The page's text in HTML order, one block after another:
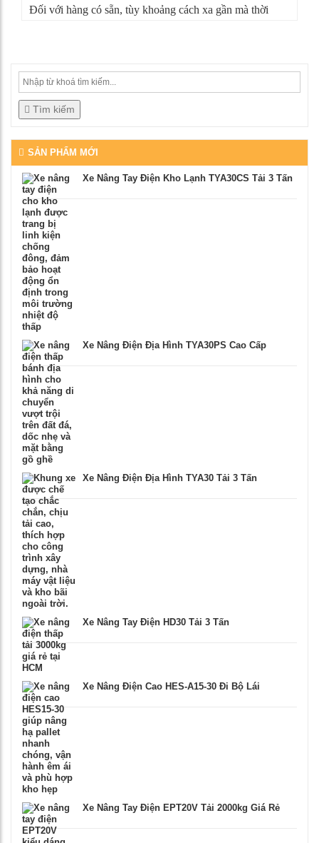
Đối với hàng có sẵn, tùy khoảng cách xa gần mà thời
Tìm kiếm
SẢN PHẨM MỚI
Xe Nâng Tay Điện Kho Lạnh TYA30CS Tải 3 Tấn
Xe Nâng Điện Địa Hình TYA30PS Cao Cấp
Xe Nâng Điện Địa Hình TYA30 Tải 3 Tấn
Xe Nâng Tay Điện HD30 Tải 3 Tấn
Xe Nâng Điện Cao HES-A15-30 Đi Bộ Lái
Xe Nâng Tay Điện EPT20V Tải 2000kg Giá Rẻ